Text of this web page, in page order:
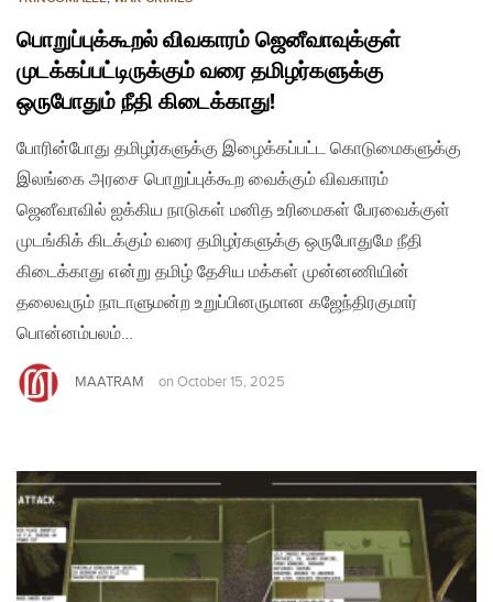
பொறுப்புக்கூறல் விவகாரம் ஜெனீவாவுக்குள்
முடக்கப்பட்டிருக்கும் வரை தமிழர்களுக்கு
ஒருபோதும் நீதி கிடைக்காது!
போரின்போது தமிழர்களுக்கு இழைக்கப்பட்ட கொடுமைகளுக்கு
இலங்கை அரசை பொறுப்புக்கூற வைக்கும் விவகாரம்
ஜெனீவாவில் ஐக்கிய நாடுகள் மனித உரிமைகள் பேரவைக்குள்
முடங்கிக் கிடக்கும் வரை தமிழர்களுக்கு ஒருபோதுமே நீதி
கிடைக்காது என்று தமிழ் தேசிய மக்கள் முன்னணியின்
தலைவரும் நாடாளுமன்ற உறுப்பினருமான கஜேந்திரகுமார்
பொன்னம்பலம்…
MAATRAM on October 15, 2025